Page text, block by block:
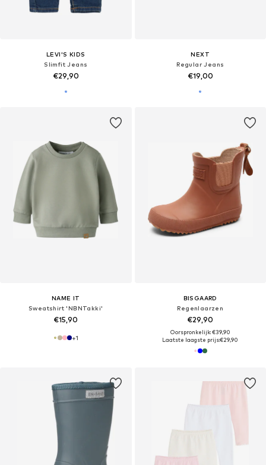
LEVI'S KIDS
Slimfit Jeans
€29,90
NEXT
Regular Jeans
€19,00
NAME IT
Sweatshirt 'NBNTakki'
€15,90
+1
BISGAARD
Regenlaarzen
€29,90
Oorspronkelijk: €39,90
Laatste laagste prijs:€29,90